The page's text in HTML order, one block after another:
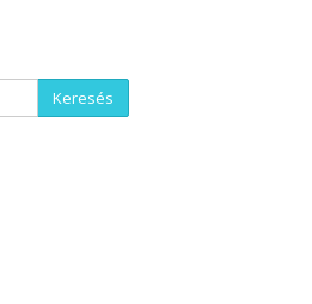
Keresés